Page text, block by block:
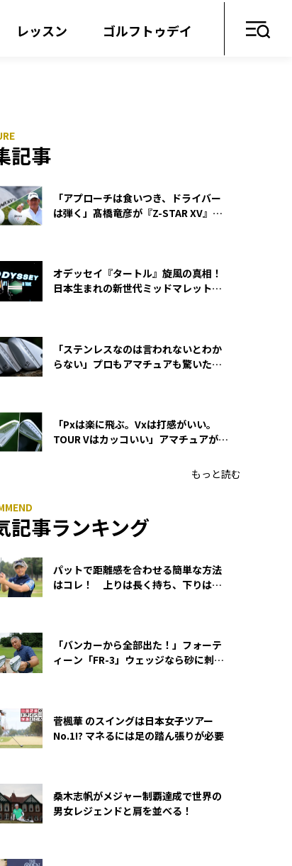
レッスン ゴルフトゥデイ
記事
「アプローチは食いつき、ドライバー
は弾く」髙橋竜彦が『Z-STAR XV』を
オデッセイ『タートル』旋風の真相！
日本生まれの新世代ミッドマレットが
「ステンレスなのは言われないとわか
らない」プロもアマチュアも驚いた
「Pxは楽に飛ぶ。Vxは打感がいい。
TOUR Vはカッコいい」アマチュアが選
もっと読む
記事ランキング
パットで距離感を合わせる簡単な方法
はコレ！ 上りは長く持ち、下りは短
「バンカーから全部出た！」フォーテ
ィーン「FR-3」ウェッジなら砂に刺さ
菅楓華 のスイングは日本女子ツアー
No.1!? マネるには足の踏ん張りが必要
桑木志帆がメジャー制覇達成で世界の
男女レジェンドと肩を並べる！